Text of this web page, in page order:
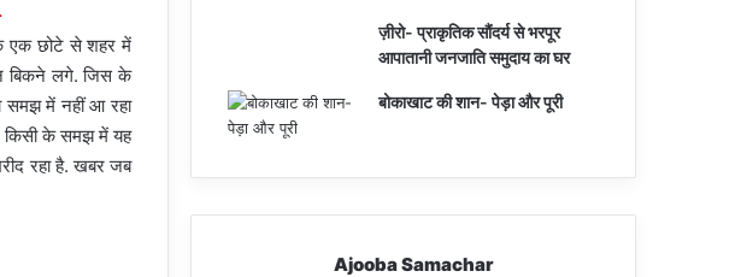
एक छोटे से शहर में
बिकने लगे. जिस के
समझ में नहीं आ रहा
किसी के समझ में यह
रहा है. खबर जब
ज़ीरो- प्राकृतिक सौंदर्य से भरपूर
आपातानी जनजाति समुदाय का घर
बोकाखाट की शान- पेड़ा और पूरी
Ajooba Samachar